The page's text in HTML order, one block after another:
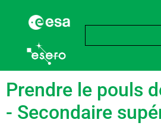
Étiquette :
Prendre le pouls
- Secondaire